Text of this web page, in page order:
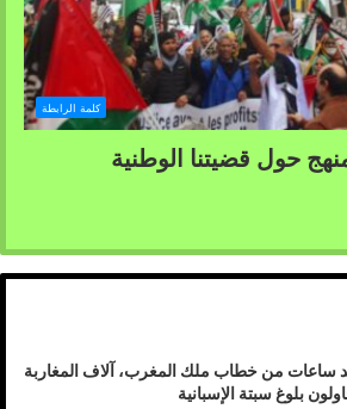
كلمة الرابطة
حول قضيتنا الوطنية
ساعات من خطاب ملك المغرب، آلاف المغاربة
بلوغ سبتة الإسبانية